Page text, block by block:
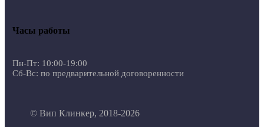
Часы работы
Пн-Пт: 10:00-19:00
Сб-Вс: по предварительной договоренности
© Вип Клинкер, 2018-2026